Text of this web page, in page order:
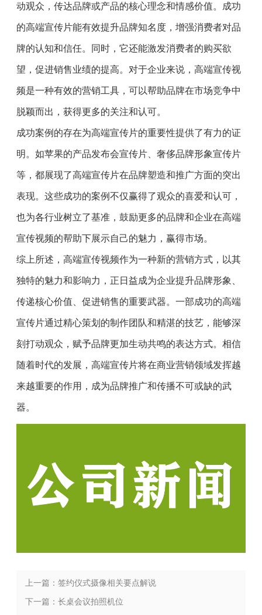
动观众，传达品牌或产品的核心理念和情感价值。成功
的高端宣传片能有效提升品牌知名度，增强消费者对品
牌的认知和信任。同时，它还能激发消费者的购买欲
望，促进销售业绩的提高。对于企业来说，高端宣传视
频是一种有效的营销工具，可以帮助品牌在市场竞争中
脱颖而出，获得更多的关注和认可。
成功案例的存在为高端宣传片的重要性提供了有力的证
明。如苹果的产品发布会宣传片、奢侈品牌形象宣传片
等，都展现了高端宣传片在品牌塑造和推广方面的突出
表现。这些成功的案例不仅赢得了观众的喜爱和认可，
也为各行业树立了基准，鼓励更多的品牌和企业在高端
宣传视频的帮助下展示自己的魅力，赢得市场。
综上所述，高端宣传视频作为一种新的营销方式，以其
独特的魅力和影响力，正日益成为企业提升品牌形象、
传递核心价值、促进销售的重要武器。一部成功的高端
宣传片通过精心策划的制作团队和精湛的技艺，能够深
刻打动观众，赋予品牌更加生动共鸣的表达方式。相信
随着时代的发展，高端宣传片将在商业营销领域发挥越
来越重要的作用，成为品牌推广和传播不可或缺的武
器。
上一篇：签约仪式摄像相关要点解说
下一篇：长桌会议拍照机位